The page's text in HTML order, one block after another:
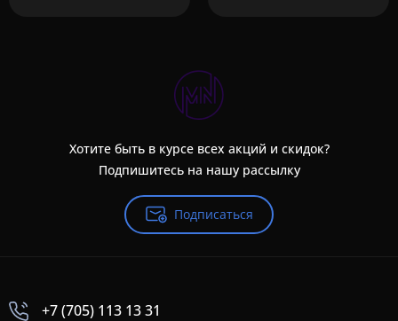
Хотите быть в курсе всех акций и скидок?
Подпишитесь на нашу рассылку
Подписаться
+7 (705) 113 13 31